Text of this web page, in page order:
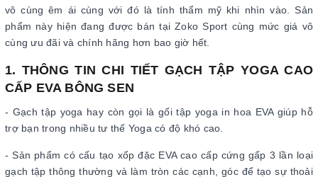
vô cùng êm ái cùng với đó là tính thẩm mỹ khi nhìn vào. Sản
phẩm này hiện đang được bán tại Zoko Sport cùng mức giá vô
cùng ưu đãi và chính hãng hơn bao giờ hết.
1. THÔNG TIN CHI TIẾT GẠCH TẬP YOGA CAO
CẤP EVA BÔNG SEN
- Gạch tập yoga hay còn gọi là gối tập yoga in hoa EVA giúp hỗ
trợ bạn trong nhiều tư thế Yoga có độ khó cao.
- Sản phẩm có cấu tạo xốp đặc EVA cao cấp cứng gấp 3 lần loại
gạch tập thông thường và làm tròn các cạnh, góc để tạo sự thoải